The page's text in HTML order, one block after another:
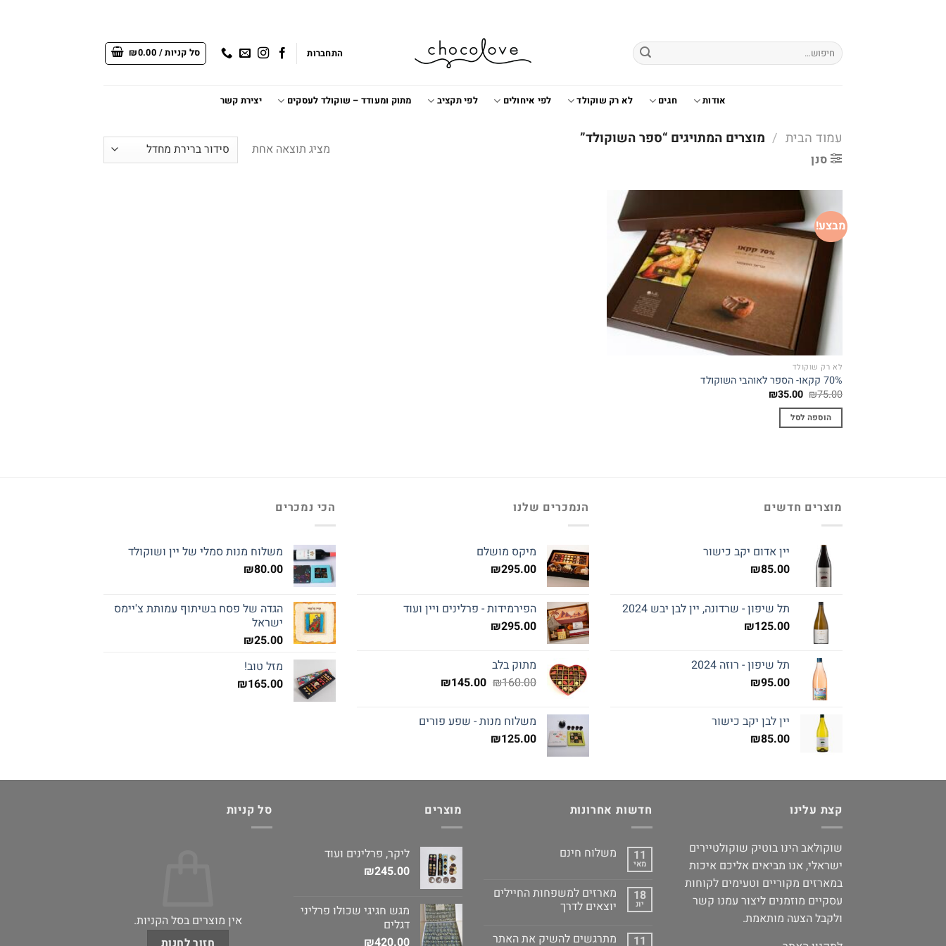
חיפוש
עבור:
התחברות סל קניות / ₪0.00
אודות חגים לא רק שוקולד לפי איחולים לפי תקציב מתוק ומעודד – שוקולד לעסקים יצירת קשר
עמוד הבית / מוצרים המתויגים “ספר השוקולד”
סנן
מציג תוצאה אחת
מבצע!
Add to
wishlist
לא רק שוקולד
70% קקאו- הספר לאוהבי השוקולד
₪75.00 המחיר
המקורי
היה:
₪75.00.
₪35.00
הוספה לסל
מוצרים חדשים
יין אדום יקב כישור
₪85.00
תל שיפון - שרדונה, יין לבן יבש 2024
₪125.00
תל שיפון - רוזה 2024
₪95.00
יין לבן יקב כישור
₪85.00
הנמכרים שלנו
מיקס מושלם
₪295.00
הפירמידות - פרלינים ויין ועוד
₪295.00
מתוק בלב
₪160.00
המחיר
₪160.00.
₪145.00
המחיר
₪145.00.
משלוח מנות - שפע פורים
₪125.00
הכי נמכרים
משלוח מנות סמלי של יין ושוקולד
₪80.00
הגדה של פסח בשיתוף עמותת צ'יימס
ישראל
₪25.00
מזל טוב!
₪165.00
קצת עלינו
שוקולאב הינו בוטיק שוקולטיירים
ישראלי, אנו מביאים אליכם איכות
במארזים מקוריים וטעימים לקוחות
עסקיים מוזמנים ליצור עמנו קשר
ולקבל הצעה מותאמת.
חדשות אחרונות
11
מאי
משלוח חינם
18
יונ
מארזים למשפחות החיילים
יוצאים לדרך
11 מתרגשים להשיק את האתר
מוצרים
ליקר, פרלינים ועוד
₪245.00
מגש חגיגי שכולו פרליני
דגלים
₪420.00
סל קניות
אין מוצרים בסל הקניות.